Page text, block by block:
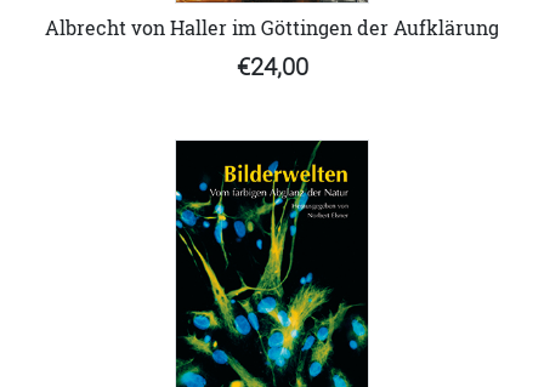
Albrecht von Haller im Göttingen der Aufklärung
€24,00